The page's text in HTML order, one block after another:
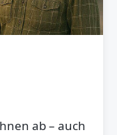
ab – auch